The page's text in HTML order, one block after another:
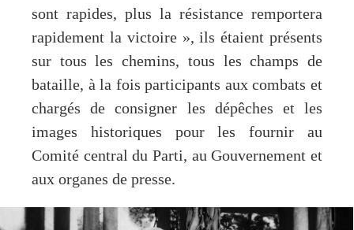
sont rapides, plus la résistance remportera
rapidement la victoire », ils étaient présents
sur tous les chemins, tous les champs de
bataille, à la fois participants aux combats et
chargés de consigner les dépêches et les
images historiques pour les fournir au
Comité central du Parti, au Gouvernement et
aux organes de presse.